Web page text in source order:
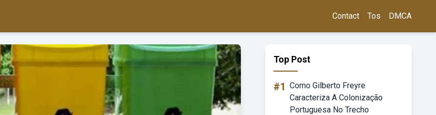
Contact Tos DMCA
Top Post
#1 Como Gilberto Freyre
Caracteriza A Colonização
Portuguesa No Trecho